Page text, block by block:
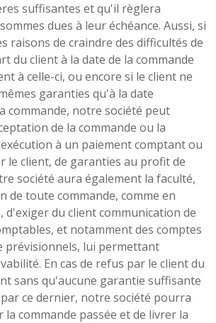
suffisantes et qu'il règlera
dues à leur échéance. Aussi, si
raisons de craindre des difficultés de
du client à la date de la commande
à celle-ci, ou encore si le client ne
garanties qu'à la date
commande, notre société peut
de la commande ou la
à un paiement comptant ou
le client, de garanties au profit de
société aura également la faculté,
de toute commande, comme en
d'exiger du client communication de
et notamment des comptes
prévisionnels, lui permettant
En cas de refus par le client du
sans qu'aucune garantie suffisante
ce dernier, notre société pourra
commande passée et de livrer la